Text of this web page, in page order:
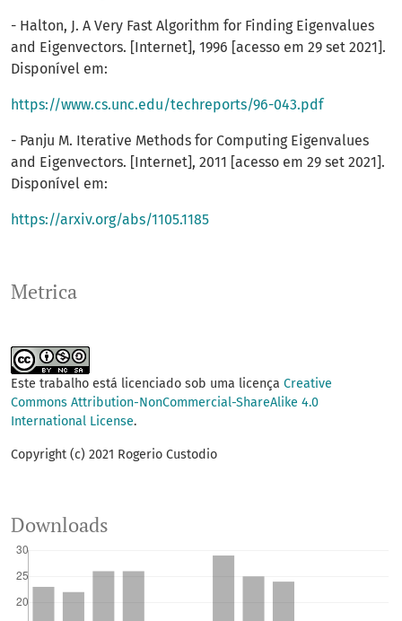
Metrica
- Halton, J. A Very Fast Algorithm for Finding Eigenvalues
and Eigenvectors. [Internet], 1996 [acesso em 29 set 2021].
Disponível em:
https://www.cs.unc.edu/techreports/96-043.pdf
- Panju M. Iterative Methods for Computing Eigenvalues
and Eigenvectors. [Internet], 2011 [acesso em 29 set 2021].
Disponível em:
https://arxiv.org/abs/1105.1185
Este trabalho está licenciado sob uma licença Creative
Commons Attribution-NonCommercial-ShareAlike 4.0
International License.
Copyright (c) 2021 Rogerio Custodio
Downloads